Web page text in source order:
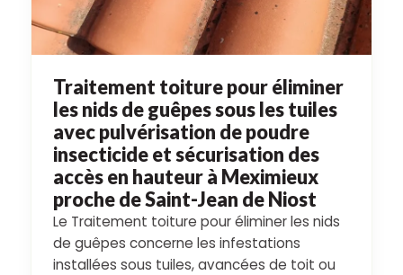
Traitement toiture pour éliminer
les nids de guêpes sous les tuiles
avec pulvérisation de poudre
insecticide et sécurisation des
accès en hauteur à Meximieux
proche de Saint-Jean de Niost
Le Traitement toiture pour éliminer les nids
de guêpes concerne les infestations
installées sous tuiles, avancées de toit ou